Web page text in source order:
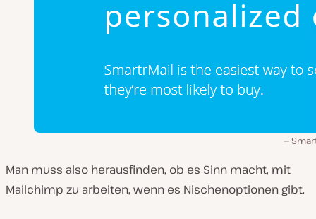
Man muss also herausfinden, ob es Sinn macht, mit
Mailchimp zu arbeiten, wenn es Nischenoptionen gibt.